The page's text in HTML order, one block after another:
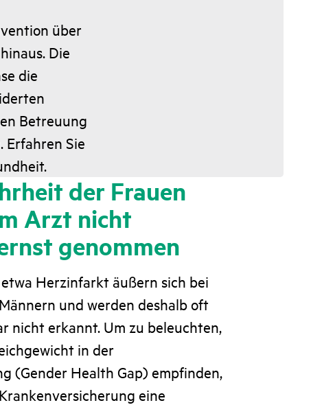
über
Die
die
Betreuung
Sie
der Frauen
Arzt nicht
genommen
Herzinfarkt äußern sich bei
und werden deshalb oft
nicht erkannt. Um zu beleuchten,
in der
(Gender Health Gap) empfinden,
eine